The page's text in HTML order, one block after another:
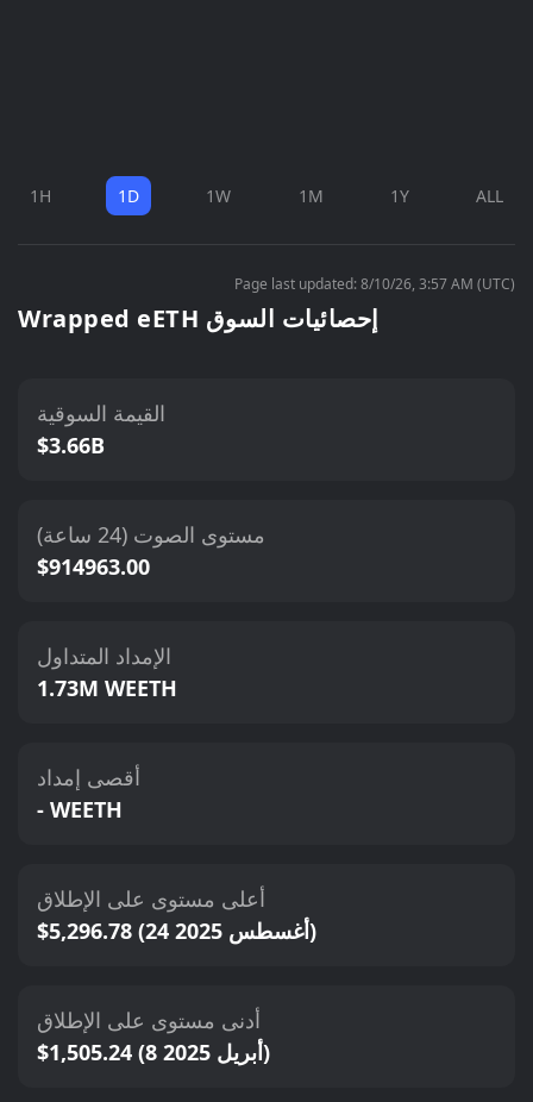
1H 1D 1W 1M 1Y ALL
Page last updated: 8/10/26, 3:57 AM (UTC)
Wrapped eETH إحصائيات السوق
القيمة السوقية
$3.66B
مستوى الصوت (24 ساعة)
$914963.00
الإمداد المتداول
1.73M WEETH
أقصى إمداد
- WEETH
أعلى مستوى على الإطلاق
$5,296.78 (24 أغسطس 2025)
أدنى مستوى على الإطلاق
$1,505.24 (8 أبريل 2025)